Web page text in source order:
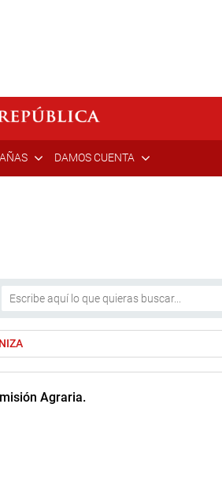
DAMOS CUENTA
Agraria.